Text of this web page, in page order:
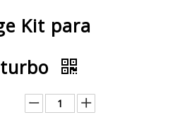
Kit para